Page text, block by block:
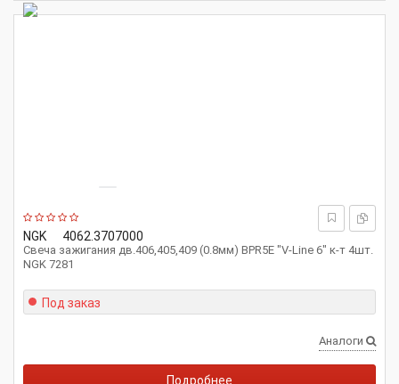
NGK 4062.3707000
Свеча зажигания дв.406,405,409 (0.8мм) BPR5E "V-Line 6" к-т 4шт.
NGK 7281
Под заказ
Аналоги
Подробнее